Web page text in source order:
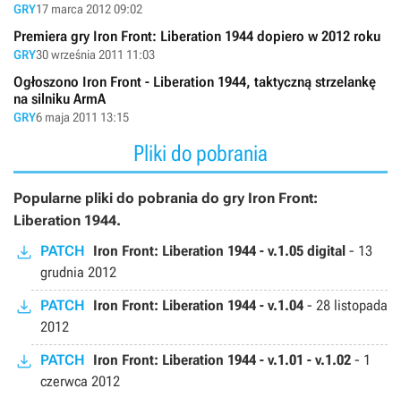
GRY17 marca 2012 09:02
Premiera gry Iron Front: Liberation 1944 dopiero w 2012 roku
GRY30 września 2011 11:03
Ogłoszono Iron Front - Liberation 1944, taktyczną strzelankę
na silniku ArmA
GRY6 maja 2011 13:15
Pliki do pobrania
Popularne pliki do pobrania do gry Iron Front:
Liberation 1944.
PATCH Iron Front: Liberation 1944 - v.1.05 digital - 13
grudnia 2012
PATCH Iron Front: Liberation 1944 - v.1.04 - 28 listopada
2012
PATCH Iron Front: Liberation 1944 - v.1.01 - v.1.02 - 1
czerwca 2012